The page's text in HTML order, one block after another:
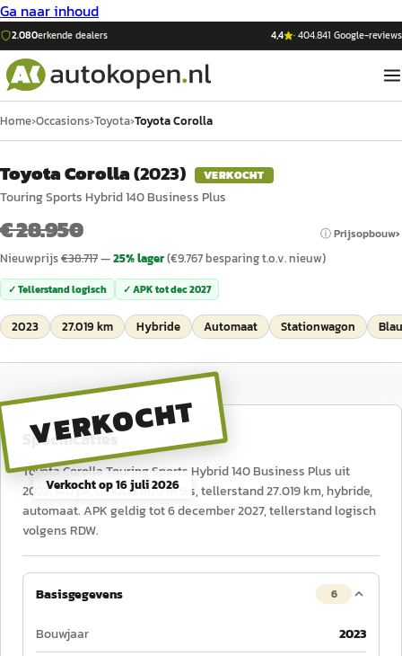
Ga naar inhoud
2.080erkende dealers 4,4 ·404.841 Google-reviews
Home›Occasions›Toyota›Toyota Corolla
Toyota Corolla(2023) VERKOCHT
Touring Sports Hybrid 140 Business Plus
€ 28.950 ⓘ Prijsopbouw
Nieuwprijs€38.717—25% lager(€9.767besparing t.o.v. nieuw)
✓ Tellerstand logisch ✓ APK totdec 2027
2023 27.019 km Hybride Automaat Stationwagon
VERKOCHT
Verkocht op16 juli 2026
Specificaties
Toyota Corolla Touring Sports Hybrid 140 Business Plus uit
2023, 140 pk, 0–100 km/u in 9 s, tellerstand 27.019 km, hybride,
automaat. APK geldig tot 6 december 2027, tellerstand logisch
volgens RDW.
Basisgegevens 6
Bouwjaar
2023